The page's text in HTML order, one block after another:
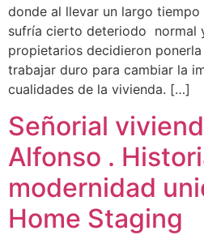
donde al llevar un largo
sufría cierto deteriodo normal
propietarios decidieron
trabajar duro para cambiar la
cualidades de la vivienda. […]
Señorial
Alfonso .
modernidad
Home Staging